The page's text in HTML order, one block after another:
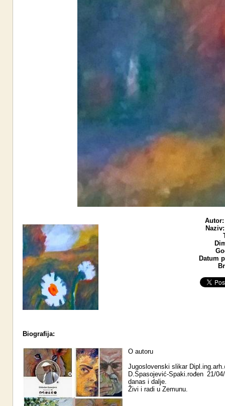
Autor:
Naziv:
Datum
Biografija:
O autoru
Jugoslovenski slikar
D.Spasojević-Spaki.rođen 21/
danas i dalje.
Živi i radi u Zemunu.